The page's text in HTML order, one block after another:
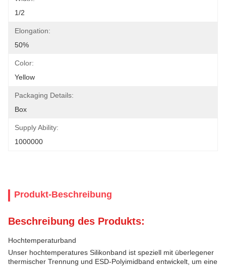
1/2
Elongation:
50%
Color:
Yellow
Packaging Details:
Box
Supply Ability:
1000000
Produkt-Beschreibung
Beschreibung des Produkts:
Hochtemperaturband
Unser hochtemperatures Silikonband ist speziell mit überlegener
thermischer Trennung und ESD-Polyimidband entwickelt, um eine